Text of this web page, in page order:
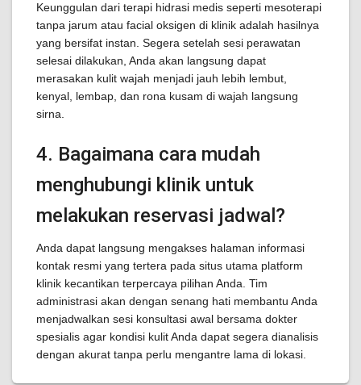
Keunggulan dari terapi hidrasi medis seperti mesoterapi
tanpa jarum atau facial oksigen di klinik adalah hasilnya
yang bersifat instan. Segera setelah sesi perawatan
selesai dilakukan, Anda akan langsung dapat
merasakan kulit wajah menjadi jauh lebih lembut,
kenyal, lembap, dan rona kusam di wajah langsung
sirna.
4. Bagaimana cara mudah
menghubungi klinik untuk
melakukan reservasi jadwal?
Anda dapat langsung mengakses halaman informasi
kontak resmi yang tertera pada situs utama platform
klinik kecantikan terpercaya pilihan Anda. Tim
administrasi akan dengan senang hati membantu Anda
menjadwalkan sesi konsultasi awal bersama dokter
spesialis agar kondisi kulit Anda dapat segera dianalisis
dengan akurat tanpa perlu mengantre lama di lokasi.